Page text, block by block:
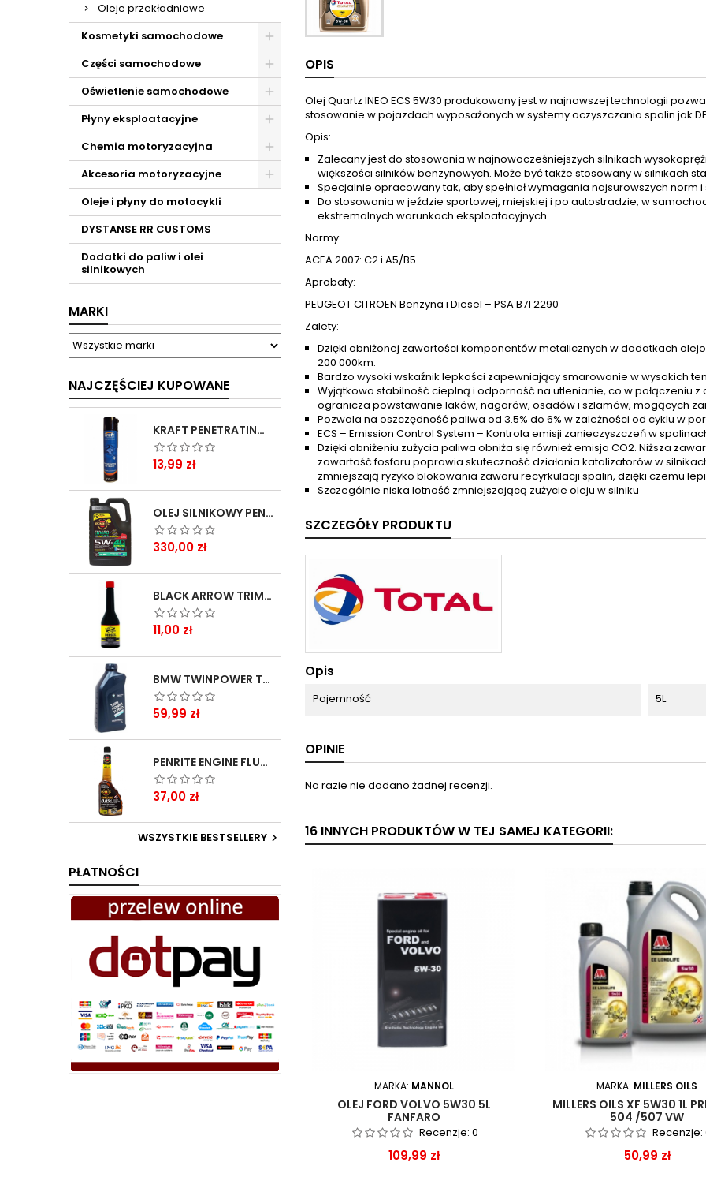
Oleje przekładniowe
Kosmetyki samochodowe
Części samochodowe
Oświetlenie samochodowe
Płyny eksploatacyjne
Chemia motoryzacyjna
Akcesoria motoryzacyjne
Oleje i płyny do motocykli
DYSTANSE RR CUSTOMS
Dodatki do paliw i olei
silnikowych
MARKI
NAJCZĘŚCIEJ KUPOWANE
KRAFT PENETRATING OIL SPRAY 400 ML
Cena
13,99 zł
OLEJ SILNIKOWY PENRITE ENVIRO + 5W40 6L
Cena
330,00 zł
BLACK ARROW TRIM DIESEL DODATEK DO PALIWA 250ML
Cena
11,00 zł
BMW TWINPOWER TURBO 5W30 LL04 1L
Cena
59,99 zł
PENRITE ENGINE FLUSH ŚRODEK DO CZYSZCZENIA SILNIKA 375 ML
Cena
37,00 zł
WSZYSTKIE BESTSELLERY 
PŁATNOŚCI
OPIS
Olej Quartz INEO ECS 5W30 produkowany jest w najnowszej technologii
stosowanie w pojazdach wyposażonych w systemy oczyszczania spalin jak
Opis:
Zalecany jest do stosowania w najnowocześniejszych silnikach
większości silników benzynowych. Może być także stosowany w silnikach
Specjalnie opracowany tak, aby spełniał wymagania najsurowszych norm
Do stosowania w jeździe sportowej, miejskiej i po autostradzie, w
ekstremalnych warunkach eksploatacyjnych.
Normy:
ACEA 2007: C2 i A5/B5
Aprobaty:
PEUGEOT CITROEN Benzyna i Diesel – PSA B71 2290
Zalety:
Dzięki obniżonej zawartości komponentów metalicznych w dodatkach
200 000km.
Bardzo wysoki wskaźnik lepkości zapewniający smarowanie w wysokich
Wyjątkowa stabilność cieplną i odporność na utlenianie, co w połączeniu
ogranicza powstawanie laków, nagarów, osadów i szlamów, mogących
Pozwala na oszczędność paliwa od 3.5% do 6% w zależności od cyklu w
ECS – Emission Control System – Kontrola emisji zanieczyszczeń w
Dzięki obniżeniu zużycia paliwa obniża się również emisja CO2. Niższa
zawartość fosforu poprawia skuteczność działania katalizatorów w
zmniejszają ryzyko blokowania zaworu recyrkulacji spalin, dzięki czemu
Szczególnie niska lotność zmniejszającą zużycie oleju w silniku
SZCZEGÓŁY PRODUKTU
Opis
Pojemność 5L
OPINIE
Na razie nie dodano żadnej recenzji.
16 INNYCH PRODUKTÓW W TEJ SAMEJ KATEGORII:
MARKA: MANNOL
OLEJ FORD VOLVO 5W30 5L
FANFARO
Recenzje: 0
Cena
109,99 zł
MARKA: MILLERS OILS
MILLERS OILS XF 5W30 1L
504 /507 VW
Recenzje:
Cena
50,99 zł